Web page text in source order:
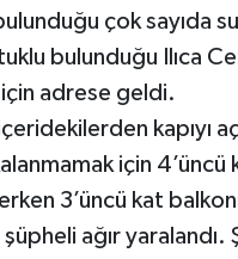
çok sayıda
bulunduğu Ilıca
adrese geldi.
kapıyı
için 4’üncü
3’üncü kat
ağır yaralandı.